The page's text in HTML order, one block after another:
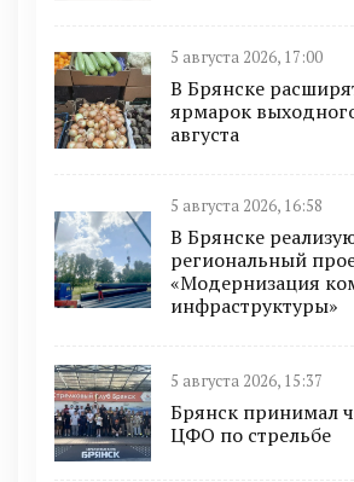
5 августа 2026, 17:00
В Брянске
ярмарок
августа
5 августа 2026, 16:58
В Брянске
региональный
«Модернизация
инфраструктуры»
5 августа 2026, 15:37
Брянск принимал
ЦФО по стрельбе